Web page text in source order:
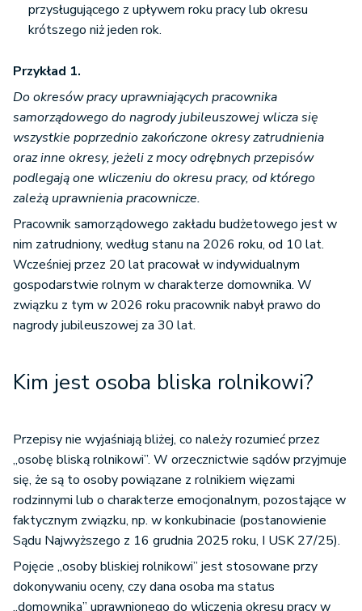
przysługującego z upływem roku pracy lub okresu
krótszego niż jeden rok.
Przykład 1.
Do okresów pracy uprawniających pracownika
samorządowego do nagrody jubileuszowej wlicza się
wszystkie poprzednio zakończone okresy zatrudnienia
oraz inne okresy, jeżeli z mocy odrębnych przepisów
podlegają one wliczeniu do okresu pracy, od którego
zależą uprawnienia pracownicze.
Pracownik samorządowego zakładu budżetowego jest w
nim zatrudniony, według stanu na 2026 roku, od 10 lat.
Wcześniej przez 20 lat pracował w indywidualnym
gospodarstwie rolnym w charakterze domownika. W
związku z tym w 2026 roku pracownik nabył prawo do
nagrody jubileuszowej za 30 lat.
Kim jest osoba bliska rolnikowi?
Przepisy nie wyjaśniają bliżej, co należy rozumieć przez
„osobę bliską rolnikowi”. W orzecznictwie sądów przyjmuje
się, że są to osoby powiązane z rolnikiem więzami
rodzinnymi lub o charakterze emocjonalnym, pozostające w
faktycznym związku, np. w konkubinacie (postanowienie
Sądu Najwyższego z 16 grudnia 2025 roku, I USK 27/25).
Pojęcie „osoby bliskiej rolnikowi” jest stosowane przy
dokonywaniu oceny, czy dana osoba ma status
„domownika” uprawnionego do wliczenia okresu pracy w